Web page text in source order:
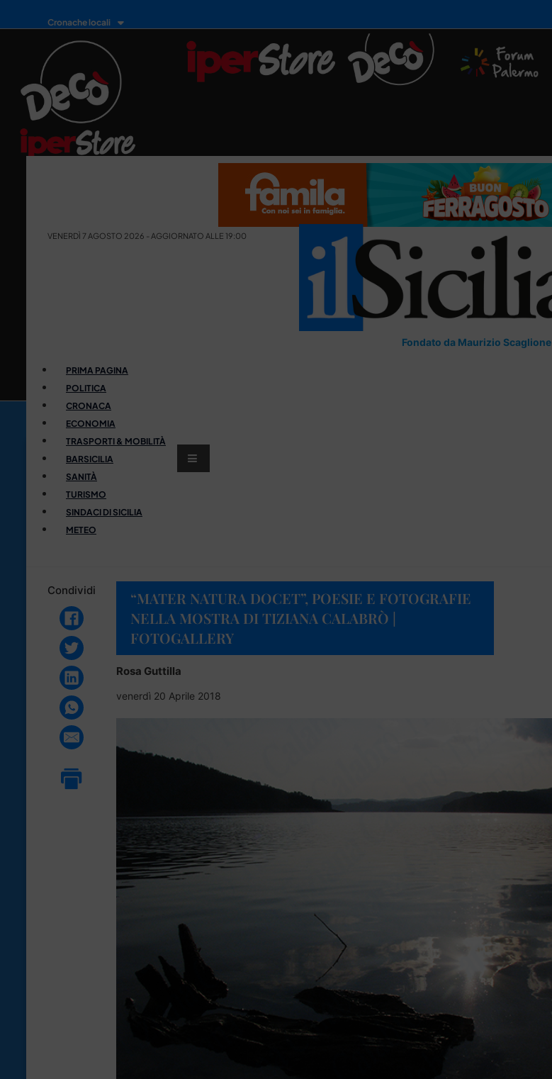
Cronache locali
VENERDÌ 7 AGOSTO 2026 - AGGIORNATO ALLE 19:00
Fondato da Maurizio Scaglione
PRIMA PAGINA
POLITICA
CRONACA
ECONOMIA
TRASPORTI & MOBILITÀ
BARSICILIA
SANITÀ
TURISMO
SINDACI DI SICILIA
METEO
Condividi
“MATER NATURA DOCET”, POESIE E FOTOGRAFIE
NELLA MOSTRA DI TIZIANA CALABRÒ |
FOTOGALLERY
Rosa Guttilla
venerdì 20 Aprile 2018